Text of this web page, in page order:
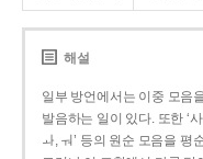
해설
일부 방언에서는 이중 모음
발음하는 일이 있다. 또한 ‘
ㅘ, ㅝ’ 등의 원순 모음을 평